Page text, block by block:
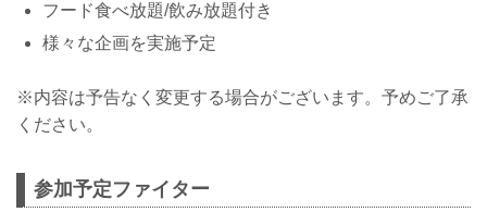
フード食べ放題/飲み放題付き
様々な企画を実施予定
※内容は予告なく変更する場合がございます。予めご了承
ください。
参加予定ファイター